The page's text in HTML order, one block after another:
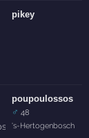
pikey
poupoulossos
♂ 48
's-Hertogenbosch